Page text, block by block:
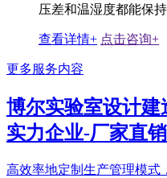
压差和温湿度都能保
查看详情+ 点击咨询+
更多服务内容
博尔实验室设计建
实力企业-厂家直销
高效率地定制生产管理模式